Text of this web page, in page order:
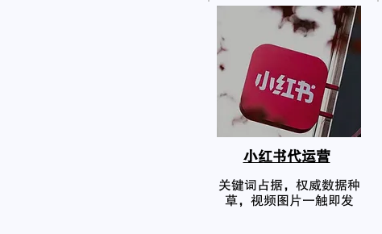
小红书代运营
关键词占据，权威数据种
草，视频图片一触即发